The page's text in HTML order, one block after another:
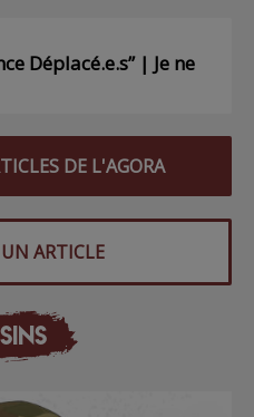
Déplacé.e.s” | Je ne
DE L'AGORA
ARTICLE